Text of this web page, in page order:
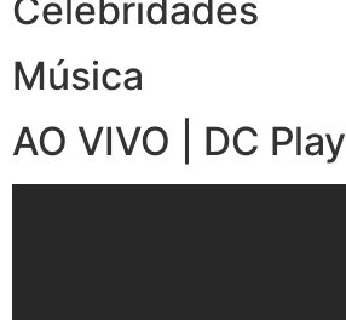
Celebridades
Música
AO VIVO | DC Play